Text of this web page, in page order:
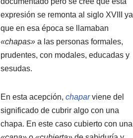
expresión se remonta al siglo XVIII ya
que en esa época se llamaban
«chapas»a las personas formales,
prudentes, con modales, educadas y
sesudas.
En esta acepción, chaparviene del
significado de cubrir algo con una
chapa. En este caso cubierto con una